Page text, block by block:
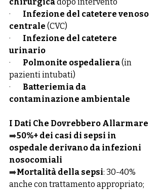
chirurgica dopo intervento
· Infezione del catetere venoso
centrale (CVC)
· Infezione del catetere
urinario
· Polmonite ospedaliera (in
pazienti intubati)
· Batteriemia da
contaminazione ambientale
I Dati Che Dovrebbero Allarmare
➡️50%+ dei casi di sepsi in
ospedale derivano da infezioni
nosocomiali
➡️Mortalità della sepsi: 30-40%
anche con trattamento appropriato;